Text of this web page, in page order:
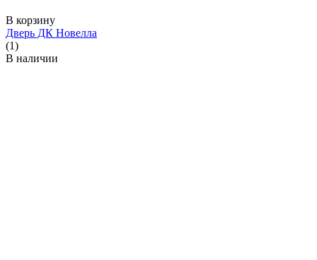
В корзину
Дверь ДК Новелла
(1)
В наличии